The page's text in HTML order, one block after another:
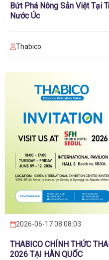
Bứt Phá Nông Sản Việt Tại
Nước Úc
Thabico
2026-06-17 08:08:03
THABICO CHÍNH THỨC
2026 TẠI HÀN QUỐC